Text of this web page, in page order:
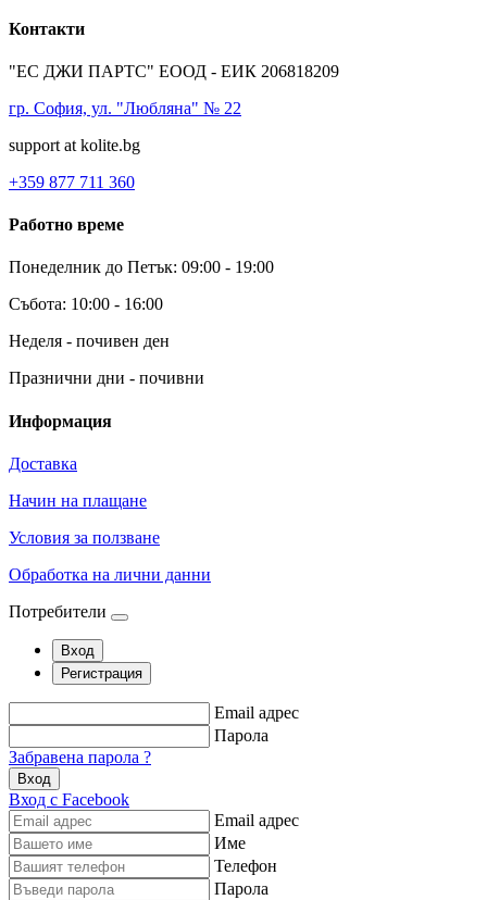
Контакти
"ЕС ДЖИ ПАРТС" ЕООД - ЕИК 206818209
гр. София, ул. "Любляна" № 22
support at kolite.bg
+359 877 711 360
Работно време
Понеделник до Петък: 09:00 - 19:00
Събота: 10:00 - 16:00
Неделя - почивен ден
Празнични дни - почивни
Информация
Доставка
Начин на плащане
Условия за ползване
Обработка на лични данни
Потребители
Вход
Регистрация
Email адрес
Парола
Забравена парола ?
Вход
Вход с Facebook
Email адрес
Име
Телефон
Парола